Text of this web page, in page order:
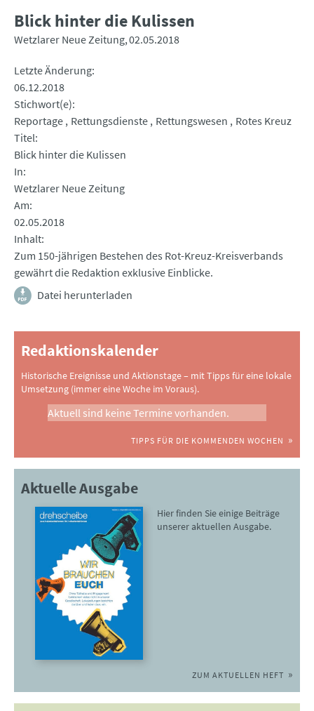
Blick hinter die Kulissen
Wetzlarer Neue Zeitung 02.05.2018
Letzte Änderung
06.12.2018
Stichwort(e)
Reportage Rettungsdienste Rettungswesen
Rotes Kreuz
Titel
Blick hinter die Kulissen
In
Wetzlarer Neue Zeitung
Am
02.05.2018
Inhalt
Zum 150-jährigen Bestehen des Rot-Kreuz-Kreisverbands
gewährt die Redaktion exklusive Einblicke.
Datei herunterladen
Redaktionskalender
Historische Ereignisse und Aktionstage – mit Tipps für eine lokale
Umsetzung (immer eine Woche im Voraus).
Aktuell sind keine Termine vorhanden.
TIPPS FÜR DIE KOMMENDEN WOCHEN
Aktuelle Ausgabe
Hier finden Sie einige Beiträge
unserer aktuellen Ausgabe.
ZUM AKTUELLEN HEFT